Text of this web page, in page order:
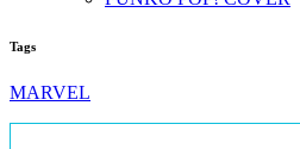
Tags
MARVEL